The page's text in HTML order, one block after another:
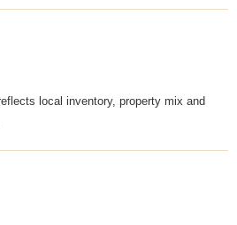
local inventory, property mix and